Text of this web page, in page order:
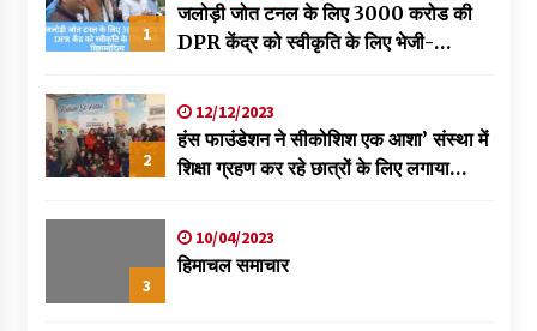
1
जलोड़ी जोत टनल के लिए 3000 करोड की
DPR केंद्र को स्वीकृति के लिए भेजी-
2
12/12/2023
हंस फाउंडेशन ने सीकोशिश एक आशा’ संस्था में
शिक्षा ग्रहण कर रहे छात्रों के लिए लगाया
3
10/04/2023
हिमाचल समाचार